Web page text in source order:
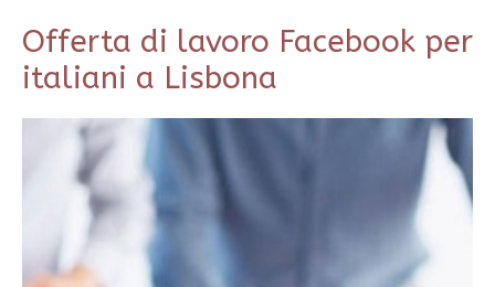
Offerta di lavoro Facebook per
italiani a Lisbona